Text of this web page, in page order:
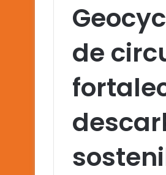
de